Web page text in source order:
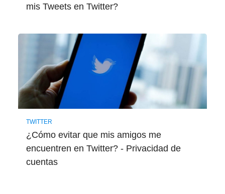
mis Tweets en Twitter?
TWITTER
¿Cómo evitar que mis amigos me
encuentren en Twitter? - Privacidad de
cuentas